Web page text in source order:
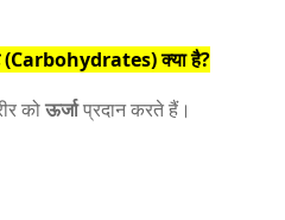
(Carbohydrates) क्या है?
कोऊर्जाप्रदान करते हैं।